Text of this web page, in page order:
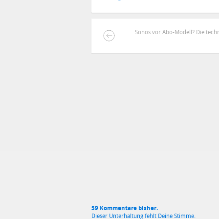
Sonos vor Abo-Modell? Die
59 Kommentare bisher.
Dieser Unterhaltung fehlt Deine Stimme.